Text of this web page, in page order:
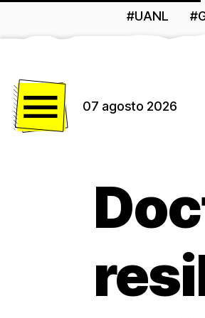
#UANL
07 agosto 2026